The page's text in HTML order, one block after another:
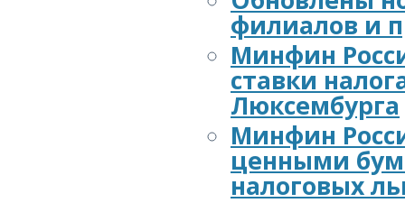
филиалов и
Минфин
ставки
Люксембурга
Минфин
ценными
налоговых